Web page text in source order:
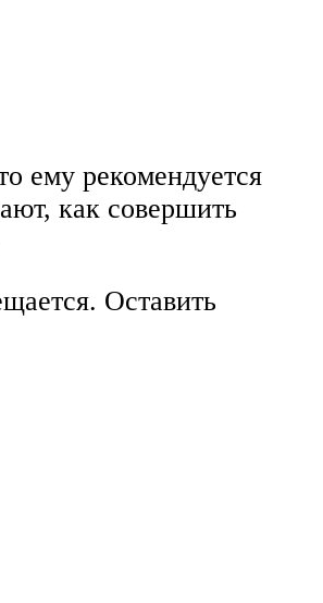
ему рекомендуется
как совершить
Оставить